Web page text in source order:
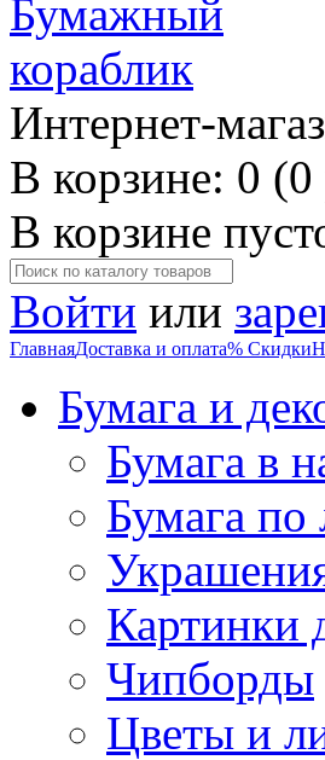
Интернет-
В корзине: 0 (0
В корзине
Войти или
ГлавнаяДоставка и оплата% Скидки
Бумага и
Бумага в
Бумага по
Картинки
Чипборды
Цветы и